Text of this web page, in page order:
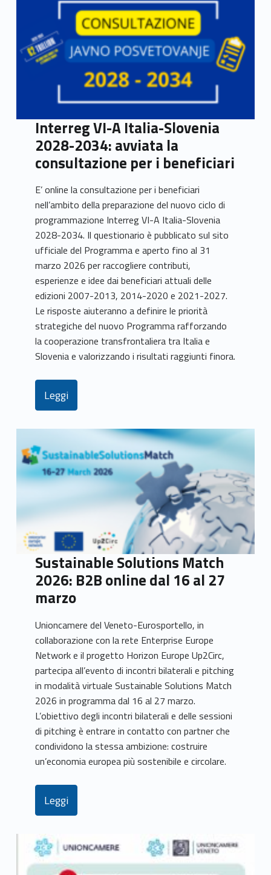
Interreg VI-A Italia-Slovenia
2028-2034: avviata la
consultazione per i beneficiari
E’ online la consultazione per i beneficiari
nell’ambito della preparazione del nuovo ciclo di
programmazione Interreg VI-A Italia-Slovenia
2028-2034. Il questionario è pubblicato sul sito
ufficiale del Programma e aperto fino al 31
marzo 2026 per raccogliere contributi,
esperienze e idee dai beneficiari attuali delle
edizioni 2007-2013, 2014-2020 e 2021-2027.
Le risposte aiuteranno a definire le priorità
strategiche del nuovo Programma rafforzando
la cooperazione transfrontaliera tra Italia e
Slovenia e valorizzando i risultati raggiunti finora.
Leggi
Sustainable Solutions Match
2026: B2B online dal 16 al 27
marzo
Unioncamere del Veneto-Eurosportello, in
collaborazione con la rete Enterprise Europe
Network e il progetto Horizon Europe Up2Circ,
partecipa all’evento di incontri bilaterali e pitching
in modalità virtuale Sustainable Solutions Match
2026 in programma dal 16 al 27 marzo.
L’obiettivo degli incontri bilaterali e delle sessioni
di pitching è entrare in contatto con partner che
condividono la stessa ambizione: costruire
un’economia europea più sostenibile e circolare.
Leggi